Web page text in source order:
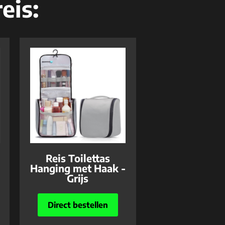
Reis Toilettas
Hanging met Haak -
Grijs
Direct bestellen